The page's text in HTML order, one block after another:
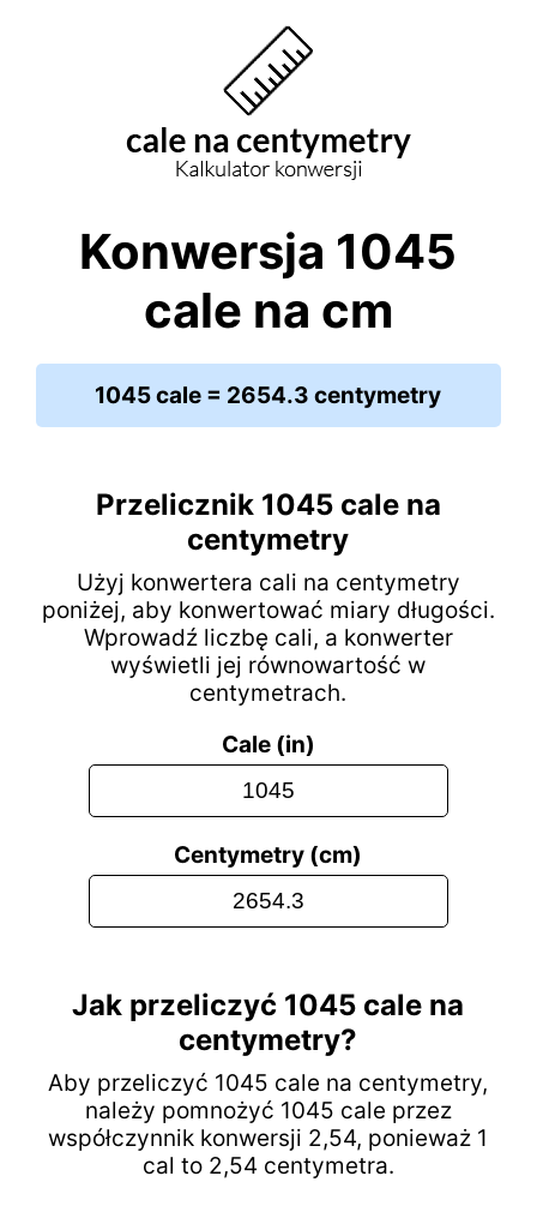
Konwersja 1045
cale na cm
1045 cale = 2654.3 centymetry
Przelicznik 1045 cale na
centymetry
Użyj konwertera cali na centymetry
poniżej, aby konwertować miary długości.
Wprowadź liczbę cali, a konwerter
wyświetli jej równowartość w
centymetrach.
Cale (in)
Centymetry (cm)
Jak przeliczyć 1045 cale na
centymetry?
Aby przeliczyć 1045 cale na centymetry,
należy pomnożyć 1045 cale przez
współczynnik konwersji 2,54, ponieważ 1
cal to 2,54 centymetra.